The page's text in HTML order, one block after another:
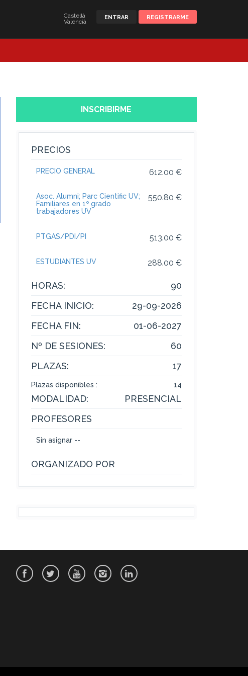
ENTRAR REGISTRARME
Castellà
Valencià
INSCRIBIRME
PRECIOS
612.00 €
PRECIO GENERAL
550.80 €
Asoc. Alumni; Parc Cientific UV;
Familiares en 1º grado
trabajadores UV
513.00 €
PTGAS/PDI/PI
288.00 €
ESTUDIANTES UV
HORAS:
90
FECHA INICIO:
29-09-2026
FECHA FIN:
01-06-2027
Nº DE SESIONES:
60
PLAZAS:
17
Plazas disponibles : 14
MODALIDAD:
PRESENCIAL
PROFESORES
Sin asignar --
ORGANIZADO POR